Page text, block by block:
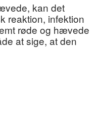
kan det
reaktion, infektion
røde og hævede
at sige, at den